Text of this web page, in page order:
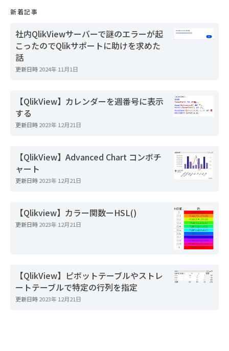
新着記事
社内QlikViewサーバーで謎のエラーが起
こったのでQlikサポートに助けを求めた
話
更新日時2024年 11月1日
【QlikView】カレンダーを週番号に表示
する
更新日時2023年 12月21日
【QlikView】Advanced Chart コンボチ
ャート
更新日時2023年 12月21日
【Qlikview】カラー関数ーHSL()
更新日時2023年 12月21日
【QlikView】ピボットテーブルやストレ
ートテーブルで特定の行列を指定
更新日時2023年 12月21日